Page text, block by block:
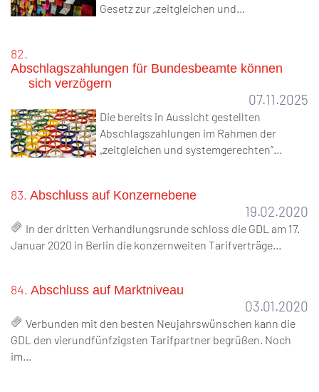
Gesetz zur „zeitgleichen und…
82.
Abschlagszahlungen für Bundesbeamte können
sich verzögern
07.11.2025
Die bereits in Aussicht gestellten
Abschlagszahlungen im Rahmen der
„zeitgleichen und systemgerechten”…
83. Abschluss auf Konzernebene
19.02.2020
In der dritten Verhandlungsrunde schloss die GDL am 17.
Januar 2020 in Berlin die konzernweiten Tarifverträge…
84. Abschluss auf Marktniveau
03.01.2020
Verbunden mit den besten Neujahrswünschen kann die
GDL den vierundfünfzigsten Tarifpartner begrüßen. Noch
im…